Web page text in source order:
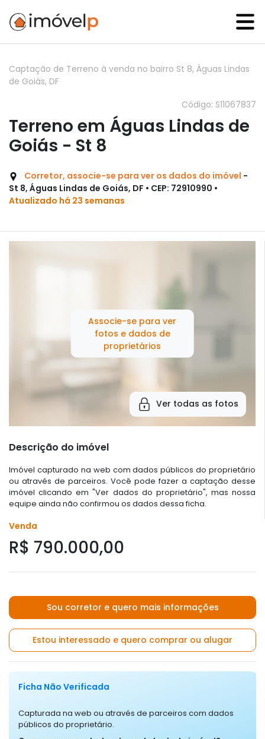
Captação de Terreno à venda no bairro St 8, Águas Lindas
de Goiás, DF
Código: S11067837
Terreno em Águas Lindas de
Goiás - St 8
Corretor, associe-se para ver os dados do imóvel -
St 8, Águas Lindas de Goiás, DF • CEP: 72910990 •
Atualizado há 23 semanas
Associe-se para ver
fotos e dados de
proprietários
Ver todas as fotos
Descrição do imóvel
Imóvel capturado na web com dados públicos do proprietário
ou através de parceiros. Você pode fazer a captação desse
imóvel clicando em "Ver dados do proprietário", mas nossa
equipe ainda não confirmou os dados dessa ficha.
Venda
R$ 790.000,00
Sou corretor e quero mais informações
Estou interessado e quero comprar ou alugar
Ficha Não Verificada
Capturada na web ou através de parceiros com dados
públicos do proprietário.